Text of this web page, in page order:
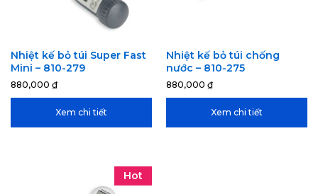
Nhiệt kế bỏ túi Super Fast
Mini – 810-279
880,000 ₫
Xem chi tiết
Nhiệt kế bỏ túi chống
nước – 810-275
880,000 ₫
Xem chi tiết
Hot